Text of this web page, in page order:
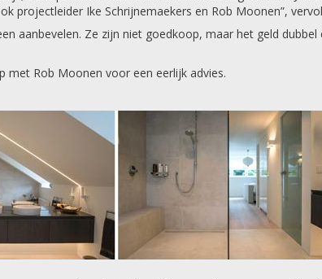
projectleider Ike Schrijnemaekers en Rob Moonen”,
aanbevelen. Ze zijn niet goedkoop, maar het geld dubbel
met Rob Moonen voor een eerlijk advies.